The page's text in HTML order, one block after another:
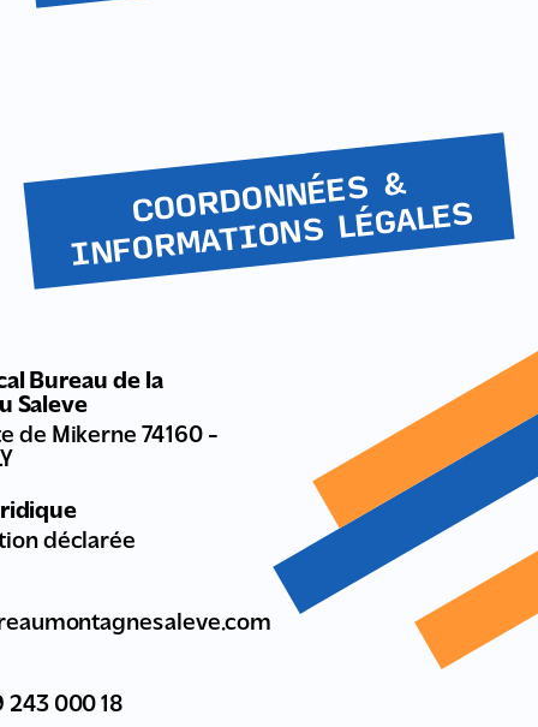
COORDONNÉES &
INFOR
MATIONS LÉGALES
Bureau de la
Saleve
de Mikerne 74160 -
déclarée
243 000 18